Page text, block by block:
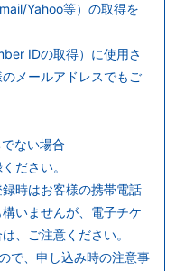
Yahoo等）の取得を
IDの取得）に使用さ
メールアドレスでもご
ない場合
ださい。
時はお客様の携帯電話
いませんが、電子チケ
、ご注意ください。
で、申し込み時の注意事